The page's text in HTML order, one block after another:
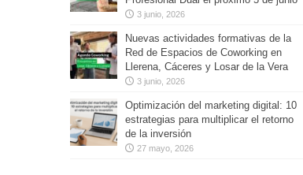
3 junio, 2026
Nuevas actividades formativas de la
Red de Espacios de Coworking en
Llerena, Cáceres y Losar de la Vera
3 junio, 2026
Optimización del marketing digital: 10
estrategias para multiplicar el retorno
de la inversión
27 mayo, 2026